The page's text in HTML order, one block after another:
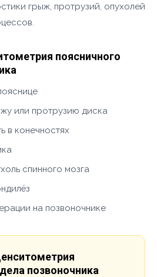
грыж, протрузий, опухолей
поясничного
или протрузию диска
в конечностях
спинного мозга
на позвоночнике
позвоночника